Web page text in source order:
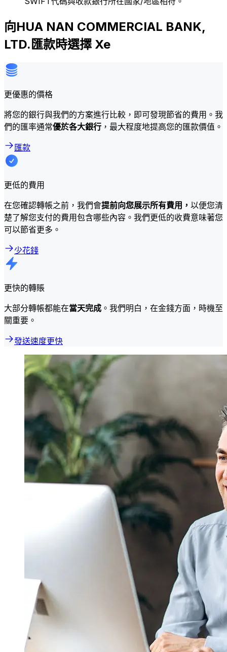
向HUA NAN COMMERCIAL BANK,
LTD.匯款時選擇 Xe
更優惠的價格
將您的銀行與我們的方案進行比較，即可發現節省的費用。我
們的匯率通常優於各大銀行 ，最大程度地提高您的匯款價值。
匯款
更低的費用
在您確認轉帳之前，我們會提前向您展示所有費用， 以便您清
楚了解您支付的費用包含哪些內容。我們更低的收費意味著您
可以節省更多。
少花錢
更快的轉賬
大部分轉帳都能在當天完成 。我們明白，在金錢方面，時機至
關重要。
發送速度更快